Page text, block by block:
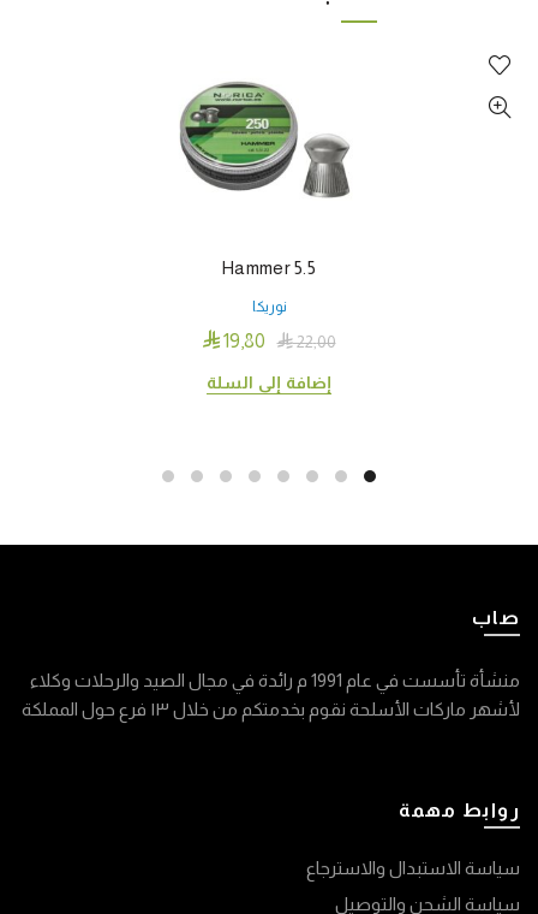
Hammer 5.5
نوريكا

22٫00  19٫80
إضافة إلى السلة
صاب
منشأة تأسست في عام 1991 م رائدة في مجال الصيد والرحلات وكلاء
لأشهر ماركات الأسلحة نقوم بخدمتكم من خلال ١٣ فرع حول المملكة
روابط مهمة
سياسة الاستبدال والاسترجاع
سياسة الشحن والتوصيل